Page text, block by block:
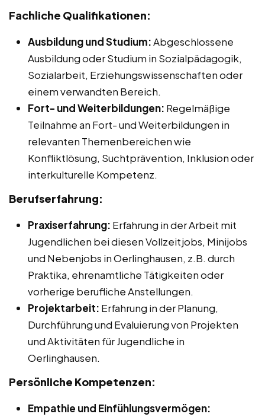
Fachliche Qualifikationen:
Ausbildung und Studium:Abgeschlossene
Ausbildung oder Studium in Sozialpädagogik,
Sozialarbeit, Erziehungswissenschaften oder
einem verwandten Bereich.
Fort- und Weiterbildungen: Regelmäßige
Teilnahme an Fort- und Weiterbildungen in
relevanten Themenbereichen wie
Konfliktlösung, Suchtprävention, Inklusion oder
interkulturelle Kompetenz.
Berufserfahrung:
Praxiserfahrung: Erfahrung in der Arbeit mit
Jugendlichen bei diesen Vollzeitjobs, Minijobs
und Nebenjobs in Oerlinghausen, z.B. durch
Praktika, ehrenamtliche Tätigkeiten oder
vorherige berufliche Anstellungen.
Projektarbeit: Erfahrung in der Planung,
Durchführung und Evaluierung von Projekten
und Aktivitäten für Jugendliche in
Oerlinghausen.
Persönliche Kompetenzen:
Empathie und Einfühlungsvermögen: